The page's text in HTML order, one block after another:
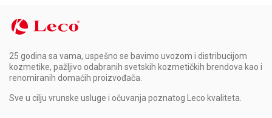
25 godina sa vama, uspešno se bavimo uvozom i distribucijom
kozmetike, pažljivo odabranih svetskih kozmetičkih brendova kao i
renomiranih domaćih proizvođača.
Sve u cilju vrunske usluge i očuvanja poznatog Leco kvaliteta.